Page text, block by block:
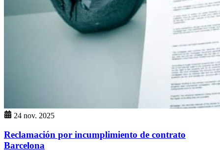
24 nov. 2025
Reclamación por incumplimiento de contrato
Barcelona